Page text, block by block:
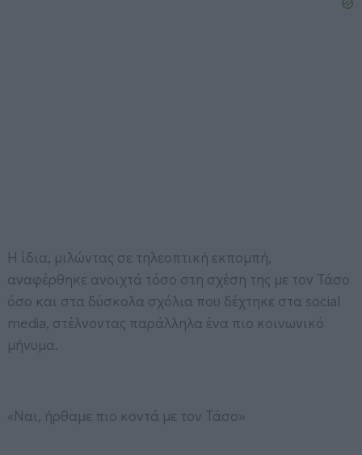
Η ίδια, μιλώντας σε τηλεοπτική εκπομπή,
αναφέρθηκε ανοιχτά τόσο στη σχέση της με τον Τάσο
όσο και στα δύσκολα σχόλια που δέχτηκε στα social
media, στέλνοντας παράλληλα ένα πιο κοινωνικό
μήνυμα.
«Ναι, ήρθαμε πιο κοντά με τον Τάσο»